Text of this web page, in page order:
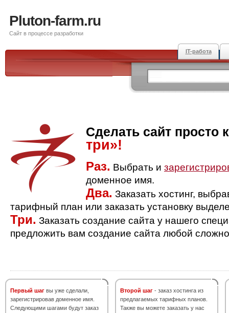
Pluton-farm.ru
Сайт в процессе разработки
IT-работа
Сделать сайт просто
три»!
Раз. Выбрать и
доменное имя.
Два. Заказать хостинг,
тарифный план или заказать установку
Три. Заказать создание сайта у нашего
предложить вам создание сайта любой
Первый шаг вы уже сделали,
зарегистрировав доменное имя.
Следующими шагами будут заказ
Второй шаг - заказ хостинга из
предлагаемых тарифных планов.
Также вы можете заказать у нас